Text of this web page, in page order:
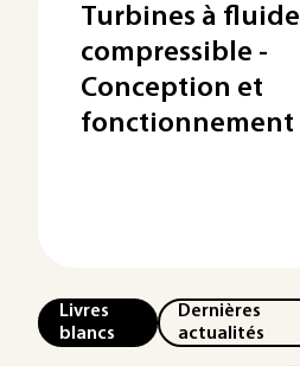
Turbines à fluide
compressible -
Conception et
fonctionnement
Livres
blancs
Dernières
actualités